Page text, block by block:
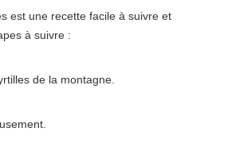
est une recette facile à suivre et
à suivre :
de la montagne.